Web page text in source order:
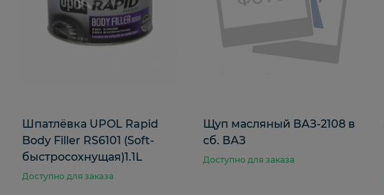
Шпатлёвка UPOL Rapid
Body Filler RS6101 (Soft-
быстросохнущая)1.1L
Доступно для заказа
Щуп масляный ВАЗ-2108 в
сб. ВАЗ
Доступно для заказа